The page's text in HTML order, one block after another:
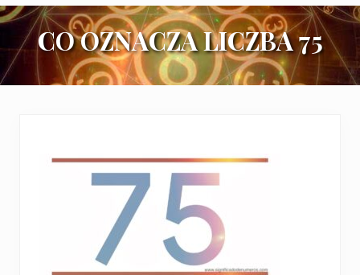
CO OZNACZA LICZBA 75